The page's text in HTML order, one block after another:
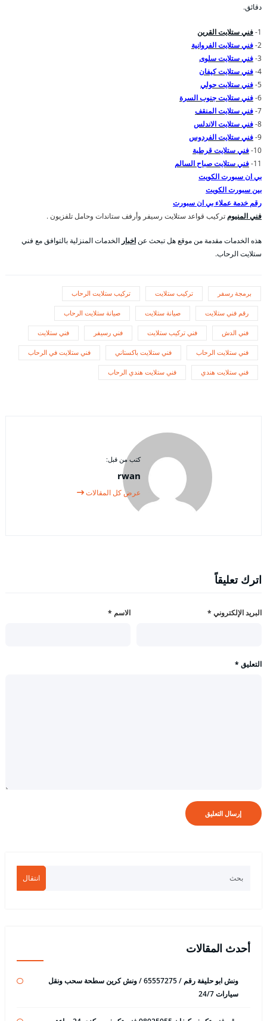
دقائق.
1- فني ستلايت القرين
2- فني ستلايت الفروانية
3- فني ستلايت سلوى
4- فني ستلايت كيفان
5- فني ستلايت حولي
6- فني ستلايت جنوب السرة
7- فني ستلايت المنقف
8- فني ستلايت الاندلس
9- فني ستلايت الفردوس
10- فني ستلايت قرطبة
11- فني ستلايت صباح السالم
بي ان سبورت الكويت
بين سبورت الكويت
رقم خدمة عملاء بي ان سبورت
فني المنيومتركيب قواعد ستلايت رسيفر وأرفف ستاندات وحامل تلفزيون .
هذه الخدمات مقدمة من موقع هل تبحث عناخبار الخدمات المنزلية بالتوافق مع فني
ستلايت الرحاب.
برمجة رسفر تركيب ستلايت تركيب ستلايت الرحاب
رقم فني ستلايت صيانة ستلايت صيانة ستلايت الرحاب
فني الدش فني تركيب ستلايت فني رسيفر فني ستلايت
فني ستلايت الرحاب فني ستلايت باكستاني فني ستلايت في الرحاب
فني ستلايت هندي فني ستلايت هندي الرحاب
كتب من قبل:
rwan
عرض كل المقالات
اترك تعليقاً
الاسم * البريد الإلكتروني *
التعليق *
انتقال
أحدث المقالات
ونش ابو حليفة رقم / 65557275 / ونش كرين سطحة سحب ونقل
سيارات 24/7